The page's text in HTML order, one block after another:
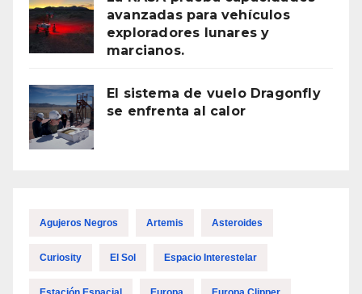
avanzadas para vehículos
exploradores lunares y
marcianos.
El sistema de vuelo Dragonfly
se enfrenta al calor
Agujeros Negros Artemis Asteroides
Curiosity El Sol Espacio Interestelar